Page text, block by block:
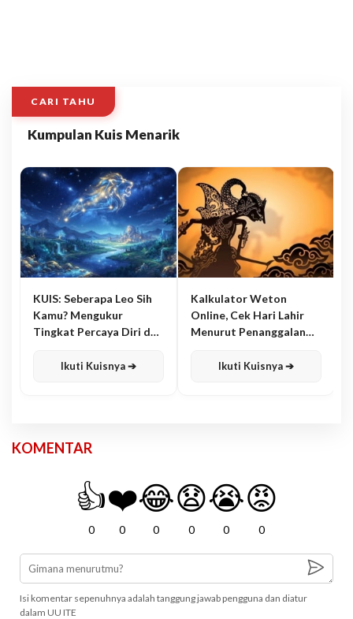
CARI TAHU
Kumpulan Kuis Menarik
KUIS: Seberapa Leo Sih
Kamu? Mengukur
Tingkat Percaya Diri dan
Ikuti Kuisnya ➔
Kalkulator Weton
Online, Cek Hari Lahir
Menurut Penanggalan
Ikuti Kuisnya ➔
KOMENTAR
👍
0
❤️
0
😂
0
😧
0
😭
0
😡
0
Isi komentar sepenuhnya adalah tanggung jawab pengguna dan diatur
dalam UU ITE